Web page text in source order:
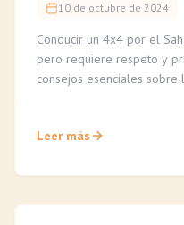
10 de octubre de 2024
Conducir un 4x4 por el
pero requiere respeto y
consejos esenciales
Leer más